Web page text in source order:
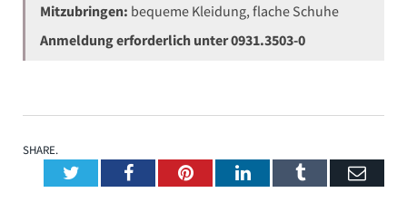
Mitzubringen: bequeme Kleidung, flache Schuhe
Anmeldung erforderlich unter 0931.3503-0
SHARE.
TwitterFacebookPinterestLinkedInTumblr